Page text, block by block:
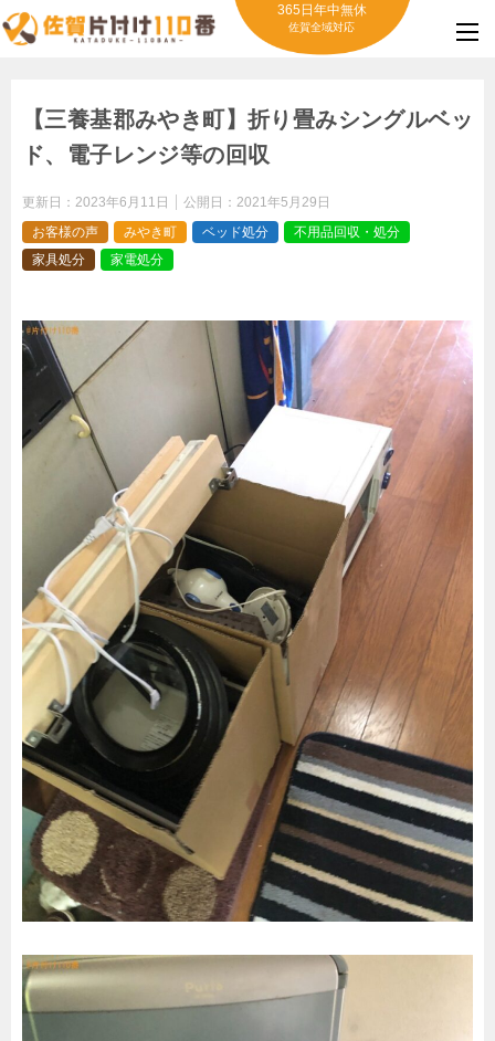
365日年中無休
佐賀全域対応
【三養基郡みやき町】折り畳みシングルベッ
ド、電子レンジ等の回収
更新日： 2023年6月11日 公開日： 2021年5月29日
お客様の声
みやき町 ベッド処分
不用品回収・処分
家具処分
家電処分